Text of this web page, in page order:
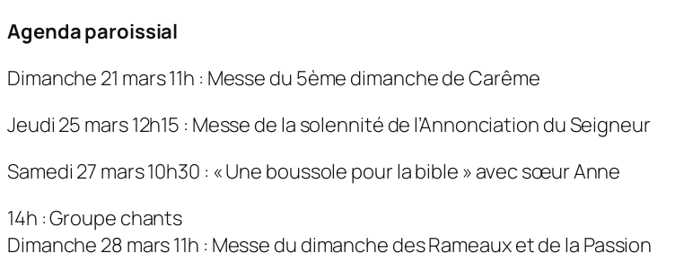
Agenda paroissial
Dimanche 21 mars 11h : Messe du 5ème dimanche de Carême
Jeudi 25 mars 12h15 : Messe de la solennité de l’Annonciation du Seigneur
Samedi 27 mars 10h30 : « Une boussole pour la bible » avec sœur Anne
14h : Groupe chants
Dimanche 28 mars 11h : Messe du dimanche des Rameaux et de la Passion